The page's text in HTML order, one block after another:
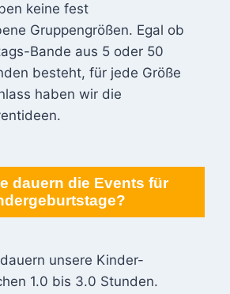
keine fest
Gruppengrößen. Egal ob
Bande aus 5 oder 50
besteht, für jede Größe
haben wir die
dauern die Events für
unsere Kinder-
1.0 bis 3.0 Stunden.